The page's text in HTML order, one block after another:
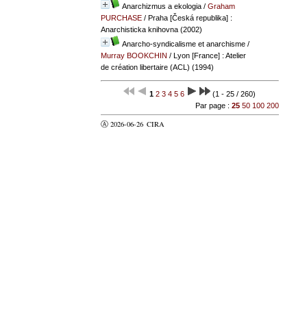
Anarchizmus a ekologia/ Graham
PURCHASE/ Praha [Česká republika] :
Anarchisticka knihovna (2002)
Anarcho-syndicalisme et anarchisme/
Murray BOOKCHIN / Lyon [France] : Atelier
de création libertaire (ACL) (1994)
1 2 3 4 5 6
(1 - 25 / 260)
Par page : 25 50 100 200
Ⓐ 2026-06-26 CIRA